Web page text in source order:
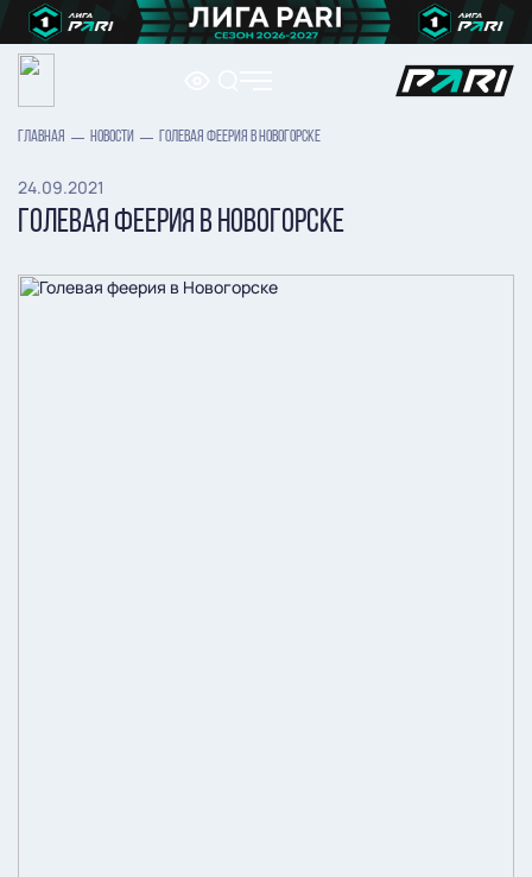
ГЛАВНАЯ НОВОСТИ ГОЛЕВАЯ ФЕЕРИЯ В НОВОГОРСКЕ
24.09.2021
ГОЛЕВАЯ ФЕЕРИЯ В НОВОГОРСКЕ